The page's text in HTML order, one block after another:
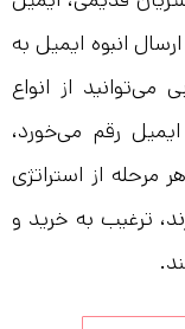
انبوه ایمیل به
می‌توانید از انواع
رقم می‌خورد،
مرحله از استراتژی
ترغیب به خرید و